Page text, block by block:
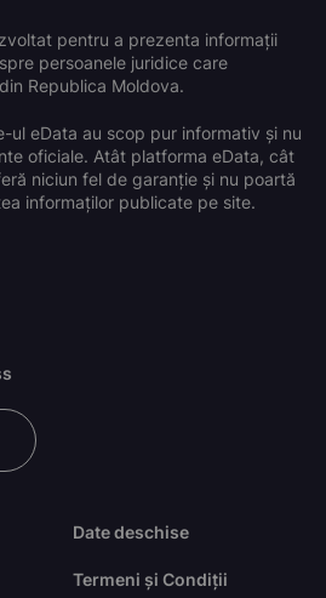
pentru a prezenta informații
persoanele juridice care
Republica Moldova.
ul eData au scop pur informativ și nu
oficiale. Atât platforma eData, cât
niciun fel de garanție și nu poartă
informaților publicate pe site.
Date deschise
Termeni și Condiții